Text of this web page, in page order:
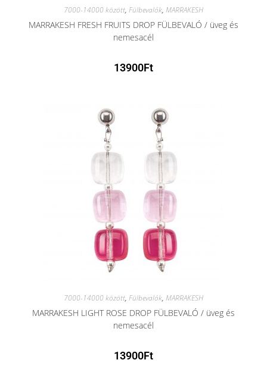
7000-14000 között, Fülbevalók, MARRAKESH
MARRAKESH FRESH FRUITS DROP FÜLBEVALÓ / üveg és
nemesacél
13900Ft
7000-14000 között, Fülbevalók, MARRAKESH
MARRAKESH LIGHT ROSE DROP FÜLBEVALÓ / üveg és
nemesacél
13900Ft